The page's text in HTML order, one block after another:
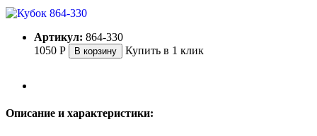
Артикул: 864-330
1050 Р В корзину Купить в 1 клик
Описание и характеристики: